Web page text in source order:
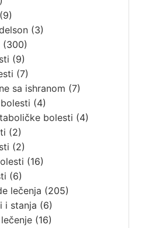
(9)
(3)
(300)
(9)
(7)
sa ishranom (7)
(4)
bolesti (4)
(2)
(2)
(16)
(6)
lečenja (205)
i stanja (6)
(16)